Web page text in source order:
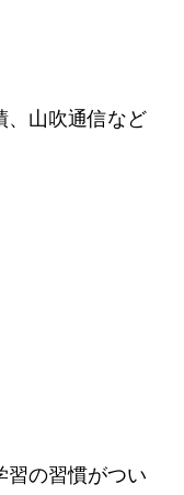
、山吹通信など
の習慣がつい